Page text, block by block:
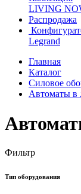
LIVING
Распродажа
Legrand
Главная
Каталог
Силовое
Автоматы в
Фильтр
Тип оборудования